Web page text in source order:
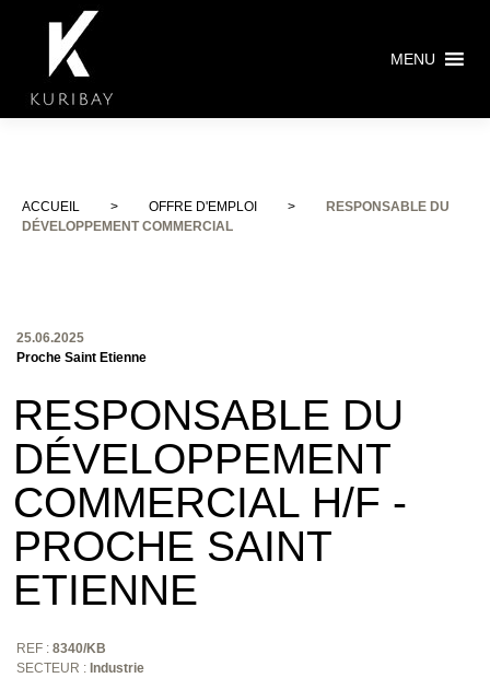
MENU
ACCUEIL > OFFRE D'EMPLOI >
RESPONSABLE DU
DÉVELOPPEMENT COMMERCIAL
25.06.2025
Proche Saint Etienne
RESPONSABLE DU
DÉVELOPPEMENT
COMMERCIAL H/F -
PROCHE SAINT
ETIENNE
REF : 8340/KB
SECTEUR : Industrie